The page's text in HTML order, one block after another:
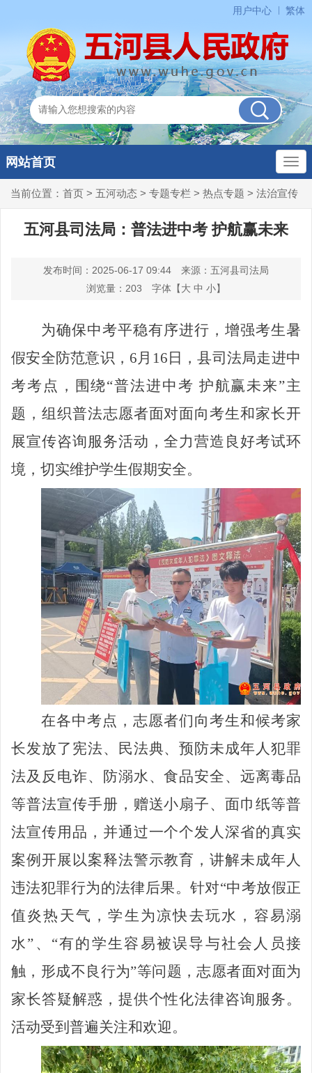
用户中心 繁体
网站首页
当前位置： 首页 > 五河动态 > 专题专栏 > 热点专题 > 法治宣传
五河县司法局：普法进中考 护航赢未来
发布时间：2025-06-17 09:44
来源：五河县司法局
浏览量： 203 字体【大 中 小】
为确保中考平稳有序进行， 增强考生暑
假安全防范意识 ， 6月16日，县司法局走进中
考考点， 围绕“普法进中考 护航赢未来”主
题 ， 组织普法志愿者面对面向考生和家长开
展宣传咨询服务活动，全力营造 良好考试环
境 ， 切实维护学生假期安全。
在各中考点 ， 志愿者们向考生和候考家
长发放了 宪法、 民法典、预防未成年人犯罪
法及反电诈、防溺水、食品安全、远离毒品
等普法宣传手册，赠送小扇子、面巾纸等普
法宣传用 品，并通过一个个发人深省的真实
案例 开展以案释法警示教育 ，讲解未成年人
违法犯罪行为的法律后果。针对“中考放假正
值炎热天气，学生为凉快去玩水，容易溺
水”、“有的学生容易被误导与社会人员接
触，形成不良行为”等问题，志愿者面对面为
家长答疑解惑，提供个性化法律咨询服务。
活动受到普遍关注和欢迎。